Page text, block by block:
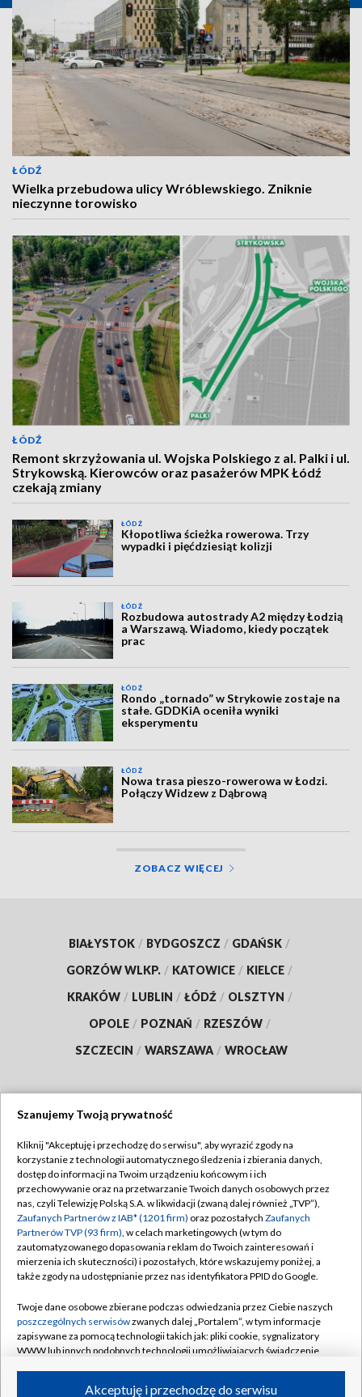
ŁÓDŹ
Wielka przebudowa ulicy Wróblewskiego. Zniknie
nieczynne torowisko
ŁÓDŹ
Remont skrzyżowania ul. Wojska Polskiego z al. Palki i ul.
Strykowską. Kierowców oraz pasażerów MPK Łódź
czekają zmiany
ŁÓDŹ
Kłopotliwa ścieżka rowerowa. Trzy
wypadki i pięćdziesiąt kolizji
ŁÓDŹ
Rozbudowa autostrady A2 między Łodzią
a Warszawą. Wiadomo, kiedy początek
prac
ŁÓDŹ
Rondo „tornado” w Strykowie zostaje na
stałe. GDDKiA oceniła wyniki
eksperymentu
ŁÓDŹ
Nowa trasa pieszo-rowerowa w Łodzi.
Połączy Widzew z Dąbrową
ZOBACZ WIĘCEJ
BIAŁYSTOK / BYDGOSZCZ / GDAŃSK /
GORZÓW WLKP. / KATOWICE / KIELCE /
KRAKÓW / LUBLIN / ŁÓDŹ / OLSZTYN /
OPOLE / POZNAŃ / RZESZÓW /
SZCZECIN / WARSZAWA / WROCŁAW
TVP
Abonament TVP
Emisja w TVP
Centrum informacji TVP
Naziemna Telewizja Cyfrowa
Rada Programowa
System NOS
Informacje o nadawcy
Regulamin TVP
Polityka prywatności
Moje zgody
Pomoc
Kontakt
Kanały
Szanujemy Twoją prywatność
Kliknij "Akceptuję i przechodzę do serwisu", aby wyrazić zgody na
korzystanie z technologii automatycznego śledzenia i zbierania danych,
dostęp do informacji na Twoim urządzeniu końcowym i ich
przechowywanie oraz na przetwarzanie Twoich danych osobowych przez
nas, czyli Telewizję Polską S.A. w likwidacji (zwaną dalej również „TVP”),
Zaufanych Partnerów z IAB* (1201 firm) oraz pozostałych Zaufanych
Partnerów TVP (93 firm), w celach marketingowych (w tym do
zautomatyzowanego dopasowania reklam do Twoich zainteresowań i
mierzenia ich skuteczności) i pozostałych, które wskazujemy poniżej, a
także zgody na udostępnianie przez nas identyfikatora PPID do Google.
Twoje dane osobowe zbierane podczas odwiedzania przez Ciebie naszych
poszczególnych serwisówzwanych dalej „Portalem”, w tym informacje
zapisywane za pomocą technologii takich jak: pliki cookie, sygnalizatory
WWW lub innych podobnych technologii umożliwiających świadczenie
ruchu w Internecie.Akceptuję i przechodzę do serwisu